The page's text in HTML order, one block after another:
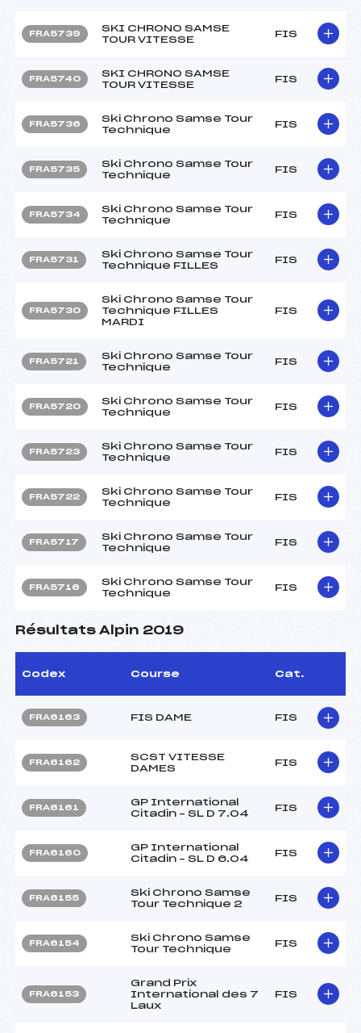
FRA5739
SKI CHRONO SAMSE
TOUR VITESSE
FIS
FRA5740
SKI CHRONO SAMSE
TOUR VITESSE
FIS
FRA5736
Ski Chrono Samse Tour
Technique
FIS
FRA5735
Ski Chrono Samse Tour
Technique
FIS
FRA5734
Ski Chrono Samse Tour
Technique
FIS
FRA5731
Ski Chrono Samse Tour
Technique FILLES
FIS
FRA5730
Ski Chrono Samse Tour
Technique FILLES
MARDI
FIS
FRA5721
Ski Chrono Samse Tour
Technique
FIS
FRA5720
Ski Chrono Samse Tour
Technique
FIS
FRA5723
Ski Chrono Samse Tour
Technique
FIS
FRA5722
Ski Chrono Samse Tour
Technique
FIS
FRA5717
Ski Chrono Samse Tour
Technique
FIS
FRA5716
Ski Chrono Samse Tour
Technique
FIS
Résultats Alpin 2019
Codex Course Cat.
FRA6163 FIS DAME FIS
FRA6162
SCST VITESSE
DAMES
FIS
FRA6161
GP International
Citadin – SL D 7.04
FIS
FRA6160
GP International
Citadin – SL D 6.04
FIS
FRA6155
Ski Chrono Samse
Tour Technique 2
FIS
FRA6154
Ski Chrono Samse
Tour Technique
FIS
FRA6153
Grand Prix
International des 7
Laux
FIS